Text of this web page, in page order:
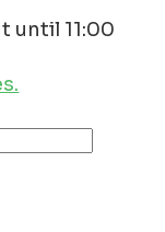
until 11:00